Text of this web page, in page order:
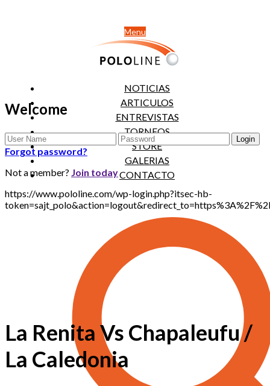
Menu
NOTICIAS
ARTICULOS
ENTREVISTAS
TORNEOS
STORE
GALERIAS
CONTACTO
Welcome
Forgot password?
Not a member? Join today
https://www.pololine.com/wp-login.php?itsec-hb-
La Renita Vs Chapaleufu /
La Caledonia